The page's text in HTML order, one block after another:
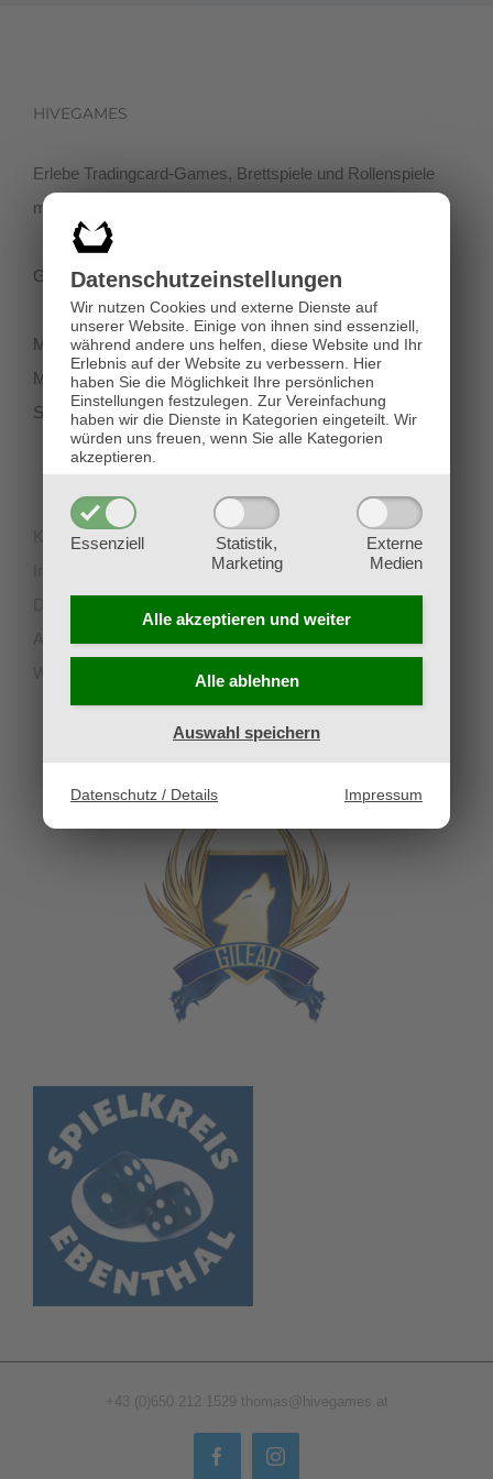
Datenschutz­einstellungen
Wir nutzen Cookies und externe Dienste auf
unserer Website. Einige von ihnen sind essenziell,
während andere uns helfen, diese Website und Ihr
Erlebnis auf der Website zu verbessern. Hier
haben Sie die Möglichkeit Ihre persönlichen
Einstellungen festzulegen. Zur Vereinfachung
haben wir die Dienste in Kategorien eingeteilt. Wir
würden uns freuen, wenn Sie alle Kategorien
akzeptieren.
Essenziell
Statistik,
Marketing
Externe
Medien
Alle akzeptieren und weiter
Alle ablehnen
Auswahl speichern
Datenschutz / Details Impressum
HIVEGAMES
Erlebe Tradingcard-Games, Brettspiele und Rollenspiele
mit einer netten Community in der Klagenfurter Innenstadt!
Getreidegasse 3, 9020 Klagenfurt
Montag-Dienstag 11:00 - 18:00
Mittwoch-Freitag 11:00-19:00
Samstag 12:00 - 18:00
Kontakt
+43 (0)650 212 1529 thomas@hivegames.at
FacebookInstagram